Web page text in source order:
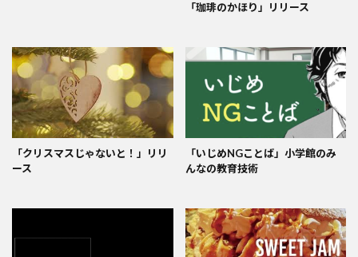
「珈琲のかほり」リリース
「クリスマスじゃないと！」リリ
ース
「いじめNGことば」小学館のみ
んなの教育技術